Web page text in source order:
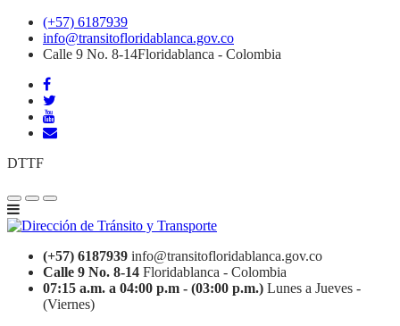
(+57) 6187939
info@transitofloridablanca.gov.co
Calle 9 No. 8-14Floridablanca - Colombia
DTTF
(+57) 6187939 info@transitofloridablanca.gov.co
Calle 9 No. 8-14 Floridablanca - Colombia
07:15 a.m. a 04:00 p.m - (03:00 p.m.) Lunes a Jueves -
(Viernes)